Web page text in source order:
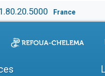
France